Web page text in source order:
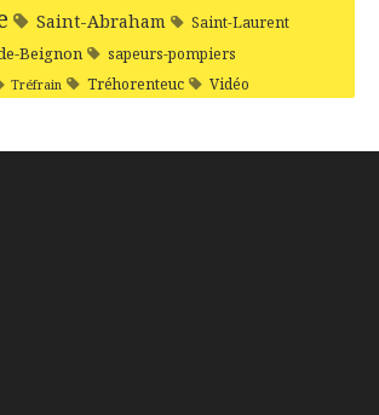
Saint-Abraham Saint-Laurent
Beignon sapeurs-pompiers
Tréfrain Tréhorenteuc Vidéo